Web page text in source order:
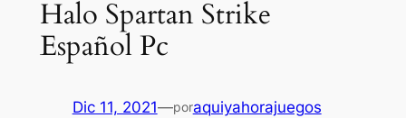
Halo Spartan Strike
Español Pc
Dic 11, 2021—poraquiyahorajuegos